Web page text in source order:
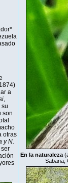
a
,
son
otras
y N.
En la naturaleza
Sabana,